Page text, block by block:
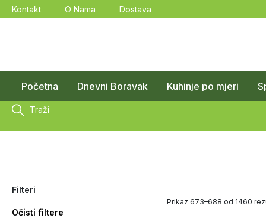
Kontakt O Nama Dostava
Početna Dnevni Boravak Kuhinje po mjeri
Traži
Filteri
Očisti filtere
Prikaz 673–688 od 1460